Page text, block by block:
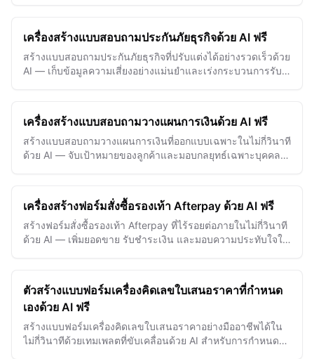
เครื่องสร้างแบบสอบถามประกันภัยธุรกิจด้วย AI ฟรี
สร้างแบบสอบถามประกันภัยธุรกิจที่ปรับแต่งได้อย่างรวดเร็วด้วย
AI — เก็บข้อมูลความเสี่ยงอย่างแม่นยำและเร่งกระบวนการรับ
เครื่องสร้างแบบสอบถามวางแผนการเงินด้วย AI ฟรี
สร้างแบบสอบถามวางแผนการเงินที่ออกแบบเฉพาะในไม่กี่วินาที
ด้วย AI — จับเป้าหมายของลูกค้าและมอบกลยุทธ์เฉพาะบุคคล
เครื่องสร้างฟอร์มสั่งซื้อรองเท้า Afterpay ด้วย AI ฟรี
สร้างฟอร์มสั่งซื้อรองเท้า Afterpay ที่ไร้รอยต่อภายในไม่กี่วินาที
ด้วย AI — เพิ่มยอดขาย รับชำระเงิน และมอบความประทับใจให้
ตัวสร้างแบบฟอร์มเครื่องคิดเลขใบเสนอราคาที่กำหนด
เองด้วย AI ฟรี
สร้างแบบฟอร์มเครื่องคิดเลขใบเสนอราคาอย่างมืออาชีพได้ใน
ไม่กี่วินาทีด้วยเทมเพลตที่ขับเคลื่อนด้วย AI สำหรับการกำหนด